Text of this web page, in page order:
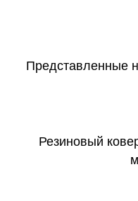
Представленные
Резиновый